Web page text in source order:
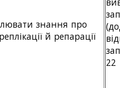
знання про
й репарації
22